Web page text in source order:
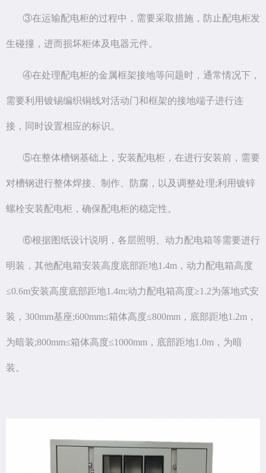
③在运输配电柜的过程中，需要采取措施，防止配电柜发
生碰撞，进而损坏柜体及电器元件。
④在处理配电柜的金属框架接地等问题时，通常情况下，
需要利用镀锡编织铜线对活动门和框架的接地端子进行连
接，同时设置相应的标识。
⑤在整体槽钢基础上，安装配电柜，在进行安装前，需要
对槽钢进行整体焊接、制作、防腐，以及调整处理;利用镀锌
螺栓安装配电柜，确保配电柜的稳定性。
⑥根据图纸设计说明，各层照明、动力配电箱等需要进行
明装，其他配电箱安装高度底部距地1.4m，动力配电箱高度
≤0.6m安装高度底部距地1.4m;动力配电箱高度≥1.2为落地式安
装，300mm基座;600mm≤箱体高度≤800mm，底部距地1.2m，
为暗装;800mm≤箱体高度≤1000mm，底部距地1.0m，为暗
装。